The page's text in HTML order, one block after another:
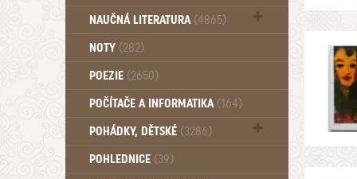
NAUČNÁ LITERATURA (4865)
Zdraví a zdraví životní styl (510)
NOTY (282)
POEZIE (2650)
POČÍTAČE A INFORMATIKA (164)
POHÁDKY, DĚTSKÉ (3286)
Pro děti a mládež (2882)
POHLEDNICE (39)